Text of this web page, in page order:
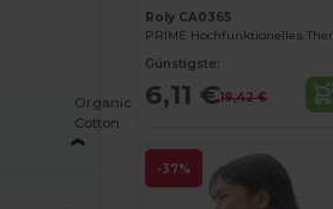
Roly CA0365
Günstigste:
6,11 €19,42 €
-37%
Organic
Cotton